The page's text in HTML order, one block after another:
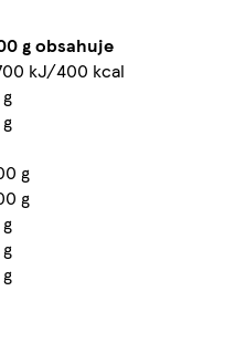
g obsahuje
kJ/400 kcal
g
g